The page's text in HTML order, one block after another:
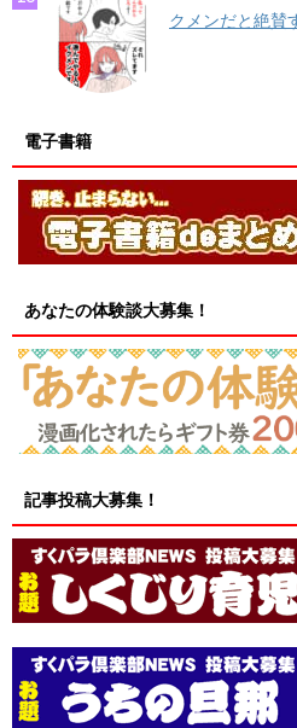
クメンだと絶賛
電子書籍
あなたの体験談大募集！
記事投稿大募集！